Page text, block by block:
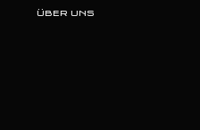
ÜBER UNS